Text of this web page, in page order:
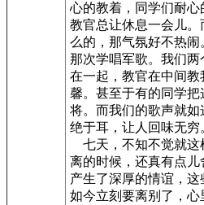
心的教着，同学们耐
教官总让休息一会儿
么的，那气氛好不热
那次学唱军歌。我们
在一起，教官在中间
馨。甚至于有的同学
将。而我们的歌声就
绝于耳，让人回味无穷
七天，不知不觉就这
离的时候，还真有点
产生了深厚的情谊，这
如今立刻要离别了，心